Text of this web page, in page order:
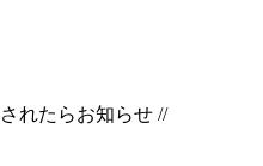
れたらお知らせ //